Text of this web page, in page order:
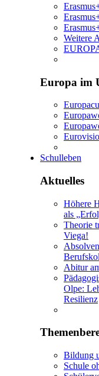
Weitere
Europa im
Schulleben
Aktuelles
Höhere
als
Theorie
Viega!
Abitur
Olpe:
Resilienz
Bildung
Schule